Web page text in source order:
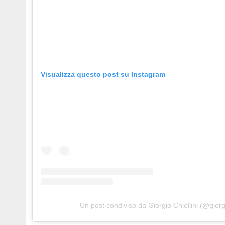
Visualizza questo post su Instagram
Un post condiviso da Giorgio Chiellini